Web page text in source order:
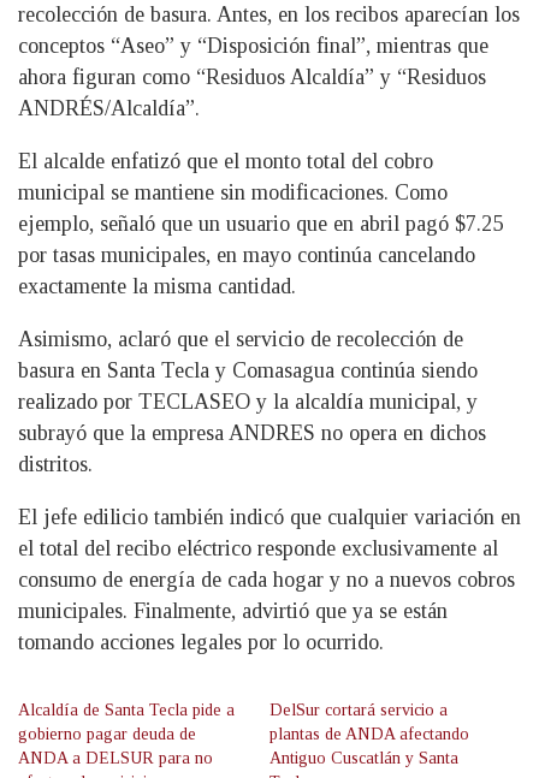
recolección de basura. Antes, en los recibos aparecían los
conceptos “Aseo” y “Disposición final”, mientras que
ahora figuran como “Residuos Alcaldía” y “Residuos
ANDRÉS/Alcaldía”.
El alcalde enfatizó que el monto total del cobro
municipal se mantiene sin modificaciones. Como
ejemplo, señaló que un usuario que en abril pagó $7.25
por tasas municipales, en mayo continúa cancelando
exactamente la misma cantidad.
Asimismo, aclaró que el servicio de recolección de
basura en Santa Tecla y Comasagua continúa siendo
realizado por TECLASEO y la alcaldía municipal, y
subrayó que la empresa ANDRES no opera en dichos
distritos.
El jefe edilicio también indicó que cualquier variación en
el total del recibo eléctrico responde exclusivamente al
consumo de energía de cada hogar y no a nuevos cobros
municipales. Finalmente, advirtió que ya se están
tomando acciones legales por lo ocurrido.
Alcaldía de Santa Tecla pide a
gobierno pagar deuda de
ANDA a DELSUR para no
DelSur cortará servicio a
plantas de ANDA afectando
Antiguo Cuscatlán y Santa